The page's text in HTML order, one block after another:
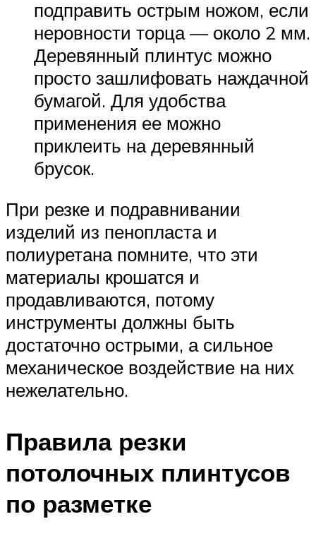
подправить острым ножом, если
неровности торца — около 2 мм.
Деревянный плинтус можно
просто зашлифовать наждачной
бумагой. Для удобства
применения ее можно
приклеить на деревянный
брусок.
При резке и подравнивании
изделий из пенопласта и
полиуретана помните, что эти
материалы крошатся и
продавливаются, потому
инструменты должны быть
достаточно острыми, а сильное
механическое воздействие на них
нежелательно.
Правила резки
потолочных плинтусов
по разметке